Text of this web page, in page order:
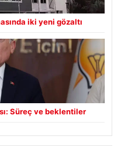
iki yeni gözaltı
Süreç ve beklentiler